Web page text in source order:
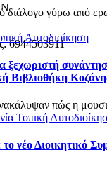
διάλογο γύρω από
Αυτοδιοίκηση
Βιβλιοθήκη
πώς η
Τοπική
νέο Διοικητικό
6944503911